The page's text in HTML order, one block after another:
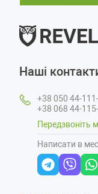
Наші
+38 050 44-
+38 068 44-
Передзвоніть
Написати в